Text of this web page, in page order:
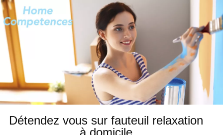
Détendez vous sur fauteuil relaxation
à domicile